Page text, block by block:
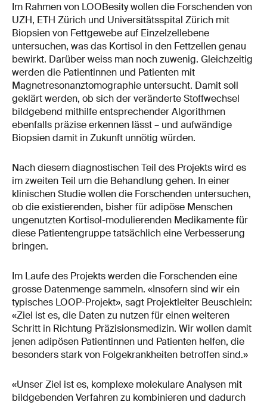
Im Rahmen von LOOBesity wollen die Forschenden von
UZH, ETH Zürich und Universitätsspital Zürich mit
Biopsien von Fettgewebe auf Einzelzellebene
untersuchen, was das Kortisol in den Fettzellen genau
bewirkt. Darüber weiss man noch zuwenig. Gleichzeitig
werden die Patientinnen und Patienten mit
Magnetresonanztomographie untersucht. Damit soll
geklärt werden, ob sich der veränderte Stoffwechsel
bildgebend mithilfe entsprechender Algorithmen
ebenfalls präzise erkennen lässt – und aufwändige
Biopsien damit in Zukunft unnötig würden.
Nach diesem diagnostischen Teil des Projekts wird es
im zweiten Teil um die Behandlung gehen. In einer
klinischen Studie wollen die Forschenden untersuchen,
ob die existierenden, bisher für adipöse Menschen
ungenutzten Kortisol-modulierenden Medikamente für
diese Patientengruppe tatsächlich eine Verbesserung
bringen.
Im Laufe des Projekts werden die Forschenden eine
grosse Datenmenge sammeln. «Insofern sind wir ein
typisches LOOP-Projekt», sagt Projektleiter Beuschlein:
«Ziel ist es, die Daten zu nutzen für einen weiteren
Schritt in Richtung Präzisionsmedizin. Wir wollen damit
jenen adipösen Patientinnen und Patienten helfen, die
besonders stark von Folgekrankheiten betroffen sind.»
«Unser Ziel ist es, komplexe molekulare Analysen mit
bildgebenden Verfahren zu kombinieren und dadurch